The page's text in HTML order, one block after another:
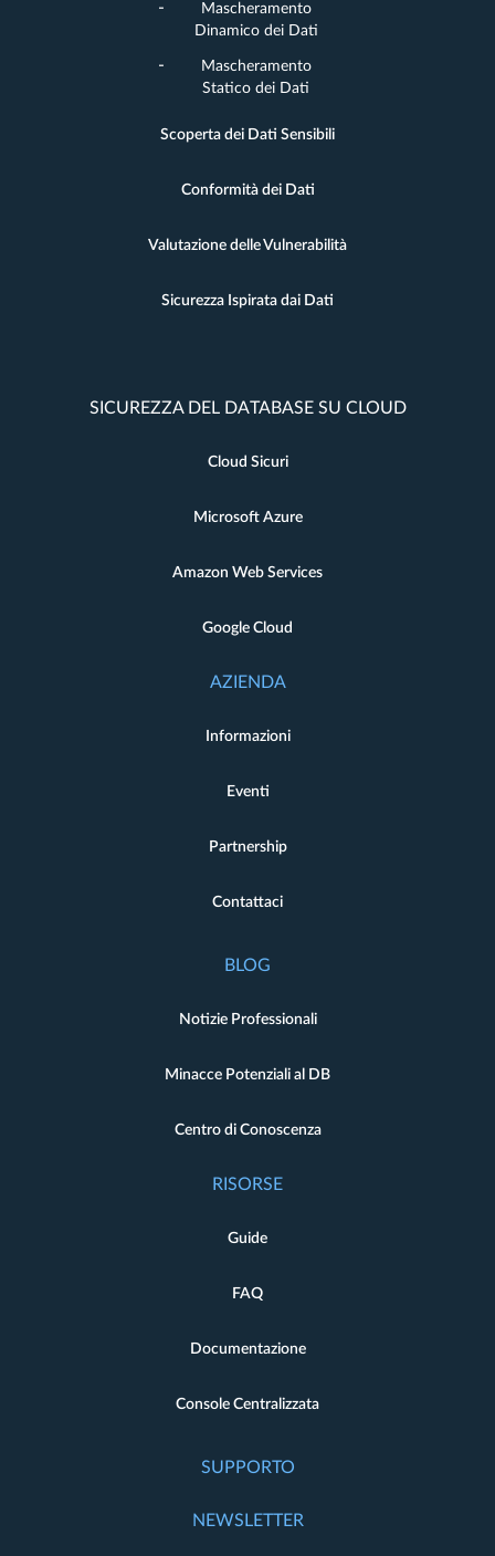
Mascheramento
Dinamico dei Dati
Mascheramento
Statico dei Dati
Scoperta dei Dati Sensibili
Conformità dei Dati
Valutazione delle Vulnerabilità
Sicurezza Ispirata dai Dati
SICUREZZA DEL DATABASE SU CLOUD
Cloud Sicuri
Microsoft Azure
Amazon Web Services
Google Cloud
AZIENDA
Informazioni
Eventi
Partnership
Contattaci
BLOG
Notizie Professionali
Minacce Potenziali al DB
Centro di Conoscenza
RISORSE
Guide
FAQ
Documentazione
Console Centralizzata
SUPPORTO
NEWSLETTER